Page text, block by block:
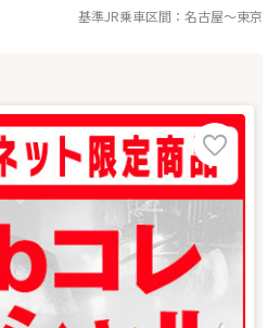
基準JR乗車区間： 名古屋～東京